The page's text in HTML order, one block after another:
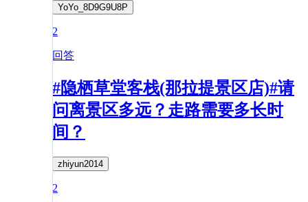
YoYo_8D9G9U8P
2
回答
#隐栖草堂客栈(那拉提景区店)#请
问离景区多远？走路需要多长时
间？
zhiyun2014
2